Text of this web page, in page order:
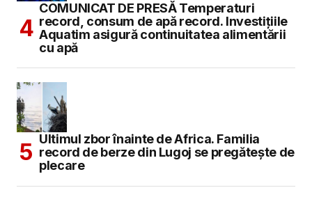
COMUNICAT DE PRESĂ Temperaturi
record, consum de apă record. Investițiile
Aquatim asigură continuitatea alimentării
cu apă
Ultimul zbor înainte de Africa. Familia
record de berze din Lugoj se pregătește de
plecare